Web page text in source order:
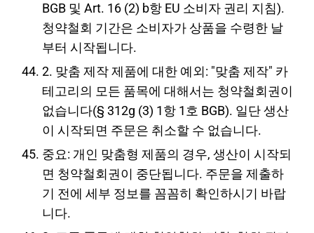
BGB 및 Art. 16 (2) b항 EU 소비자 권리 지침).
청약철회 기간은 소비자가 상품을 수령한 날
부터 시작됩니다.
2. 맞춤 제작 제품에 대한 예외: "맞춤 제작" 카
테고리의 모든 품목에 대해서는 청약철회권이
없습니다(§ 312g (3) 1항 1호 BGB). 일단 생산
이 시작되면 주문은 취소할 수 없습니다.
중요: 개인 맞춤형 제품의 경우, 생산이 시작되
면 청약철회권이 중단됩니다. 주문을 제출하
기 전에 세부 정보를 꼼꼼히 확인하시기 바랍
니다.